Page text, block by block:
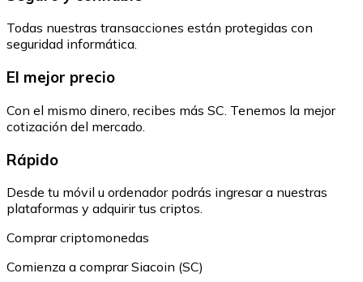
Todas nuestras transacciones están protegidas con
seguridad informática.
El mejor precio
Con el mismo dinero, recibes más SC. Tenemos la mejor
cotización del mercado.
Rápido
Desde tu móvil u ordenador podrás ingresar a nuestras
plataformas y adquirir tus criptos.
Comprar criptomonedas
Comienza a comprar Siacoin (SC)